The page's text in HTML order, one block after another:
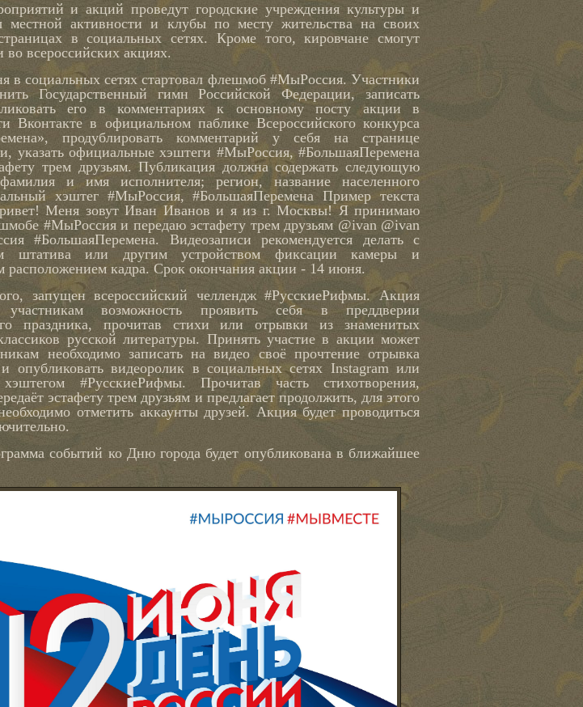
и акций проведут городские учреждения культуры и
местной активности и клубы по месту жительства на своих
в социальных сетях. Кроме того, кировчане смогут
во всероссийских акциях.
социальных сетях стартовал флешмоб #МыРоссия. Участники
Государственный гимн Российской Федерации, записать
его в комментариях к основному посту акции в
Вконтакте в официальном паблике Всероссийского конкурса
продублировать комментарий у себя на странице
указать официальные хэштеги #МыРоссия, #БольшаяПеремена
трем друзьям. Публикация должна содержать следующую
и имя исполнителя; регион, название населенного
хэштег #МыРоссия, #БольшаяПеремена Пример текста
Меня зовут Иван Иванов и я из г. Москвы! Я принимаю
#МыРоссия и передаю эстафету трем друзьям @ivan @ivan
#БольшаяПеремена. Видеозаписи рекомендуется делать с
штатива или другим устройством фиксации камеры и
расположением кадра. Срок окончания акции - 14 июня.
всероссийский челлендж #РусскиеРифмы. Акция
участникам возможность проявить себя в преддверии
праздника, прочитав стихи или отрывки из знаменитых
русской литературы. Принять участие в акции может
необходимо записать на видео своё прочтение отрывка
и опубликовать видеоролик в социальных сетях Instagram или
#РусскиеРифмы. Прочитав часть стихотворения,
эстафету трем друзьям и предлагает продолжить, для этого
отметить аккаунты друзей. Акция будет проводиться
событий ко Дню города будет опубликована в ближайшее